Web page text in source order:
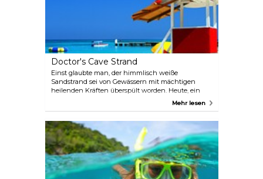
Doctor's Cave Strand
Einst glaubte man, der himmlisch weiße
Sandstrand sei von Gewässern mit mächtigen
heilenden Kräften überspült worden. Heute, ein
die Sonne genießen oder Wassersport (Ausrüstung
kann ausgeliehen werden) betreiben wollen.
Mehr lesen